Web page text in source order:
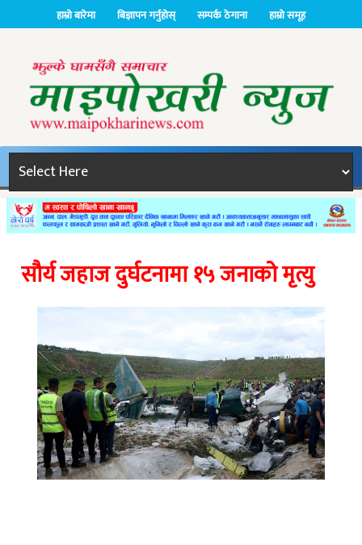
हाम्रो बारेमा बिज्ञापन गर्नुहोस् सम्पर्क ठेगाना हाम्रो समूह
सौर्य जहाज दुर्घटनामा १५ जनाको मृत्यु